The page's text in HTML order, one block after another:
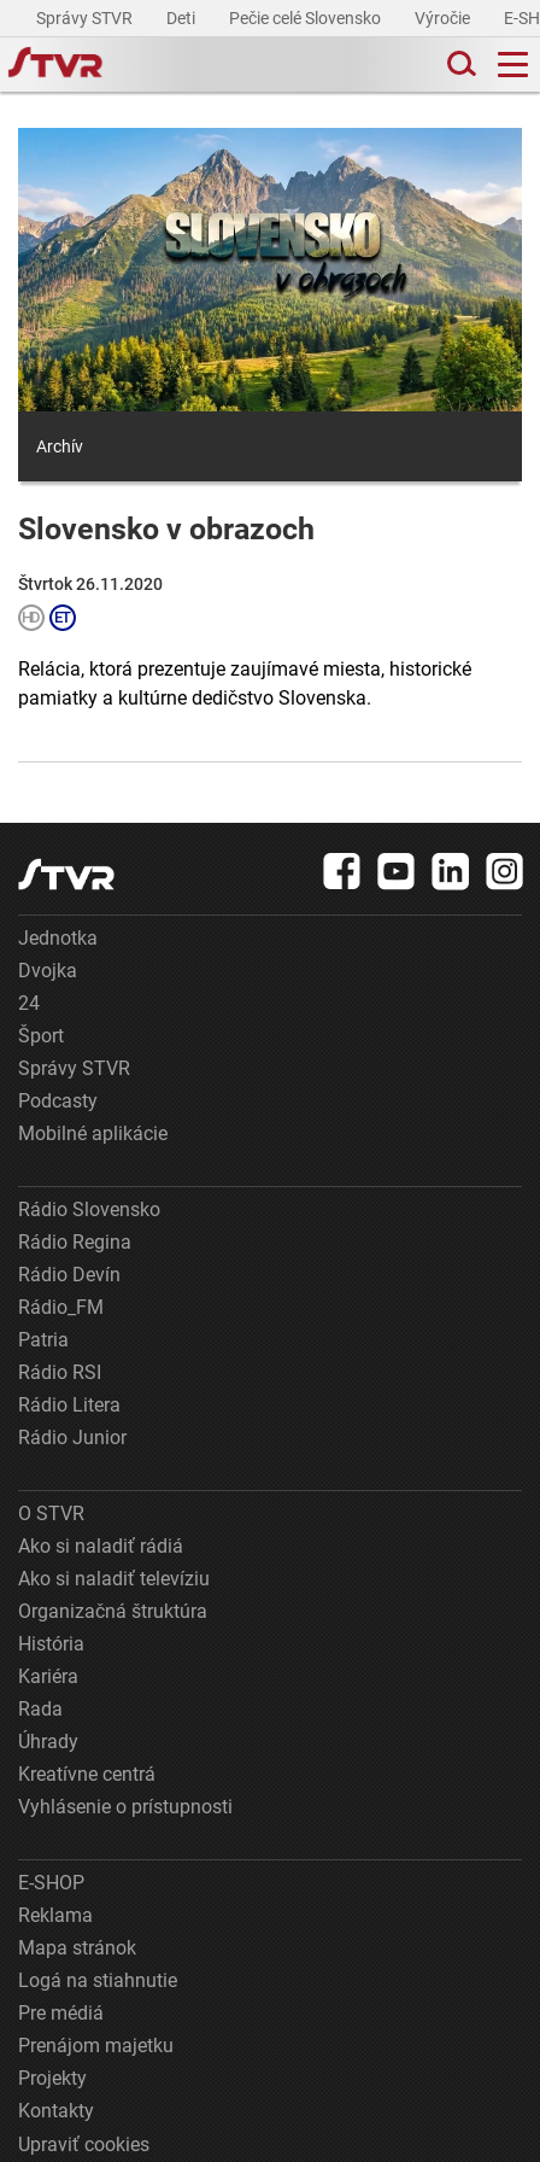
Správy STVR Deti Pečie celé Slovensko Výročie E-
Archív
Slovensko v obrazoch
Štvrtok 26.11.2020
Relácia, ktorá prezentuje zaujímavé miesta, historické
pamiatky a kultúrne dedičstvo Slovenska.
Jednotka
Dvojka
24
Šport
Správy STVR
Podcasty
Mobilné aplikácie
Rádio Slovensko
Rádio Regina
Rádio Devín
Rádio_FM
Patria
Rádio RSI
Rádio Litera
Rádio Junior
O STVR
Ako si naladiť rádiá
Ako si naladiť televíziu
Organizačná štruktúra
História
Kariéra
Rada
Úhrady
Kreatívne centrá
Vyhlásenie o prístupnosti
E-SHOP
Reklama
Mapa stránok
Logá na stiahnutie
Pre médiá
Prenájom majetku
Projekty
Kontakty
Upraviť cookies